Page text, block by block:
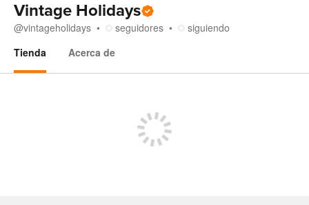
Vintage Holidays
@vintageholidays seguidores
siguiendo
Tienda
Acerca de